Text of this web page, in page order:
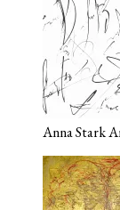
Anna Stark